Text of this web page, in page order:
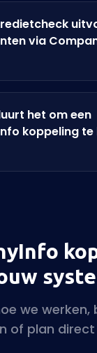
via
het om een
koppeling te
we werken,
of plan direct